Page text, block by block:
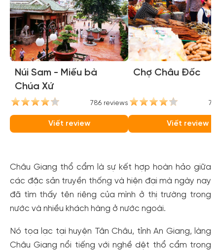
Núi Sam - Miếu bà
Chúa Xứ
786 reviews
Viết review
Chợ Châu Đốc
Viết review
Châu Giang thổ cẩm là sự kết hợp hoàn hảo giữa
các đặc sản truyền thống và hiện đại mà ngày nay
đã tìm thấy tên riêng của mình ở thị trường trong
nước và nhiều khách hàng ở nước ngoài.
Nó tọa lạc tại huyện Tân Châu, tỉnh An Giang, làng
Châu Giang nổi tiếng với nghề dệt thổ cẩm trong